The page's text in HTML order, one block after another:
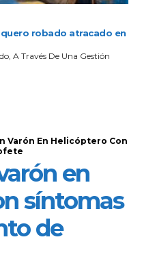
robado atracado en
A Través De Una Gestión